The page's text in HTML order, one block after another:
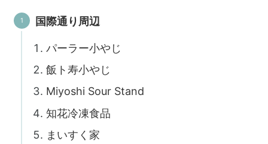
国際通り周辺
パーラー小やじ
飯ト寿小やじ
Miyoshi Sour Stand
知花冷凍食品
まいすく家